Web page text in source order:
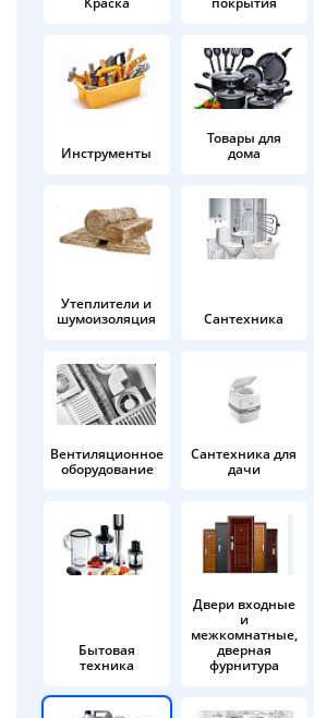
Инструменты
Товары для
дома
Утеплители и
шумоизоляция
Сантехника
Вентиляционное
оборудование
Сантехника для
дачи
Бытовая
техника
Двери входные
и
межкомнатные,
дверная
фурнитура
в корзину
Оплачивайте сегодня только
25% картой любого банка
Получайте товар
выбранный способом
Оставшиеся
% будут
по25%каждые 2 недели
Подробнее
об оплате Плайтом
недели
Остались вопросы?
8 800 302-02-51
plait.ru